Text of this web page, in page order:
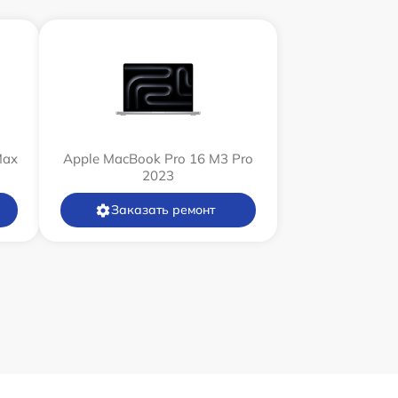
Apple MacBook Pro 16 M3 Pro
2023
Заказать ремонт